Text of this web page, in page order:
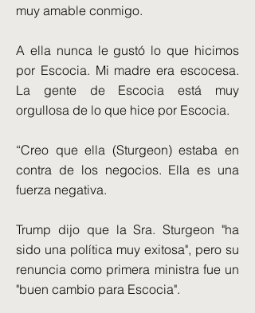
muy amable conmigo.
A ella nunca le gustó lo que hicimos
por Escocia. Mi madre era escocesa.
La gente de Escocia está muy
orgullosa de lo que hice por Escocia.
“Creo que ella (Sturgeon) estaba en
contra de los negocios. Ella es una
fuerza negativa.
Trump dijo que la Sra. Sturgeon "ha
sido una política muy exitosa", pero su
renuncia como primera ministra fue un
"buen cambio para Escocia".